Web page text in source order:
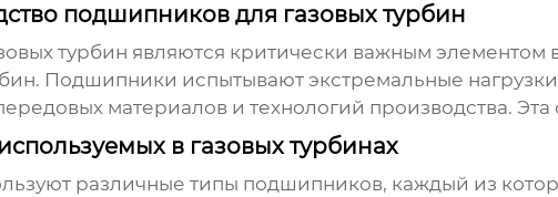
подшипников для газовых турбин
турбин являются критически важным элементом
Подшипники испытывают экстремальные
материалов и технологий производства.
в газовых турбинах
различные типы подшипников, каждый из